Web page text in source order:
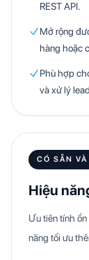
REST API.
Mở rộng
hàng hoặc
Phù hợp
và xử lý
CÓ SẴN
Hiệu
Ưu tiên tính
năng tối ưu